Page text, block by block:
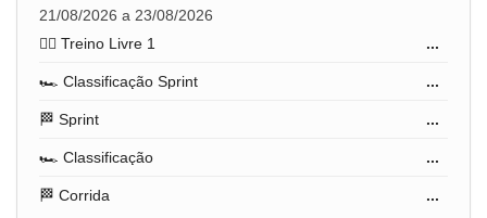
21/08/2026 a 23/08/2026
🏋️‍♂️ Treino Livre 1
...
🏎️ Classificação Sprint ...
🏁 Sprint ...
🏎️ Classificação ...
🏁 Corrida ...